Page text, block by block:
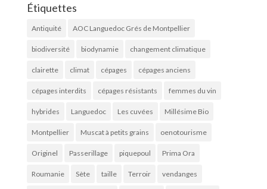
Étiquettes
Antiquité AOC Languedoc Grés de Montpellier
biodiversité biodynamie changement climatique
clairette climat cépages cépages anciens
cépages interdits cépages résistants femmes du vin
hybrides Languedoc Les cuvées Millésime Bio
Montpellier Muscat à petits grains oenotourisme
Originel Passerillage piquepoul Prima Ora
Roumanie Sète taille Terroir vendanges